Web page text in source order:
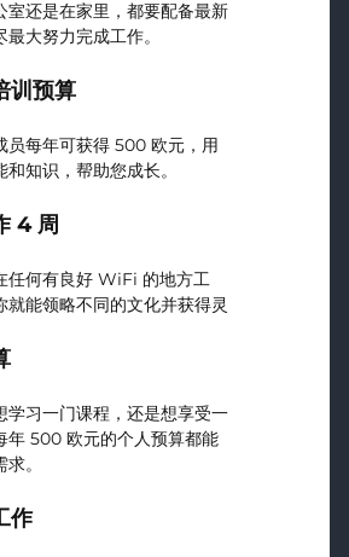
室还是在家里，都要配备最新
最大努力完成工作。
训预算
员每年可获得 500 欧元，用
知识，帮助您成长。
4 周
任何有良好 WiFi 的地方工
就能领略不同的文化并获得灵
学习一门课程，还是想享受一
年 500 欧元的个人预算都能
。
作